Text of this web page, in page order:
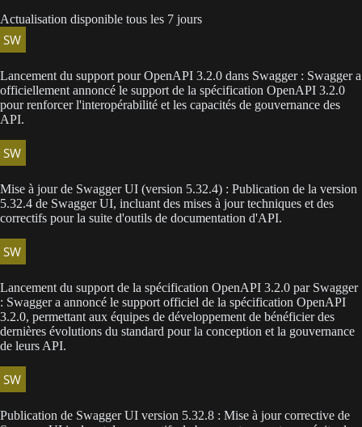
Actualisation disponible tous les 7 jours
Lancement du support pour OpenAPI 3.2.0 dans Swagger : Swagger a
officiellement annoncé le support de la spécification OpenAPI 3.2.0
pour renforcer l'interopérabilité et les capacités de gouvernance des
API.
Mise à jour de Swagger UI (version 5.32.4) : Publication de la version
5.32.4 de Swagger UI, incluant des mises à jour techniques et des
correctifs pour la suite d'outils de documentation d'API.
Lancement du support de la spécification OpenAPI 3.2.0 par Swagger
: Swagger a annoncé le support officiel de la spécification OpenAPI
3.2.0, permettant aux équipes de développement de bénéficier des
dernières évolutions du standard pour la conception et la gouvernance
de leurs API.
Publication de Swagger UI version 5.32.8 : Mise à jour corrective de